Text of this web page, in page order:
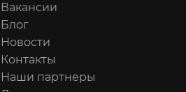
Вакансии
Блог
Новости
Контакты
Наши партнеры